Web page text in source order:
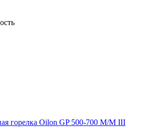
горелка Oilon GP 500-700 М/М III